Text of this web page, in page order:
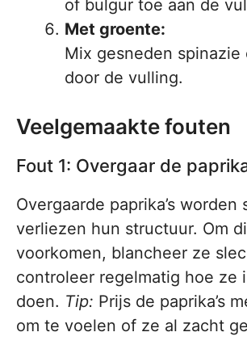
of bulgur toe aan de
Met groente:
Mix gesneden
door de vulling.
Veelgemaakte fouten
Fout 1: Overgaar de
Overgaarde paprika’s worden
verliezen hun structuur. Om
voorkomen, blancheer ze
controleer regelmatig hoe ze
doen. Tip: Prijs de paprika’s
om te voelen of ze al zacht